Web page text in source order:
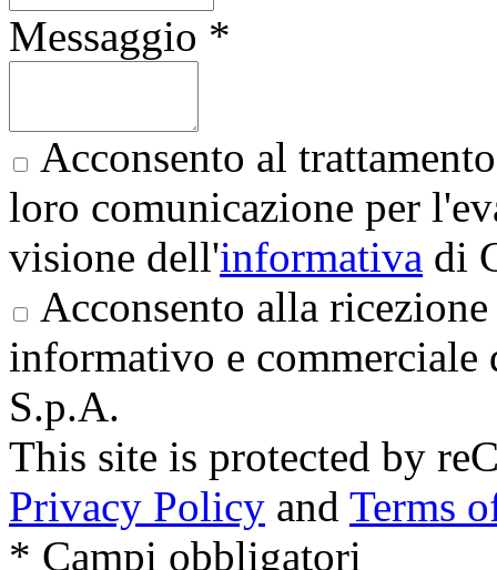
Messaggio *
Acconsento al
loro comunicazione per
visione dell'informativa di
Acconsento alla
informativo e
S.p.A.
This site is protected by
Privacy Policy and Terms
* Campi obbligatori